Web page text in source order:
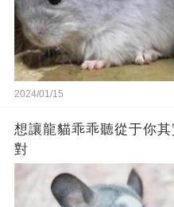
2024/01/15
想讓龍貓乖乖聽從于你
對